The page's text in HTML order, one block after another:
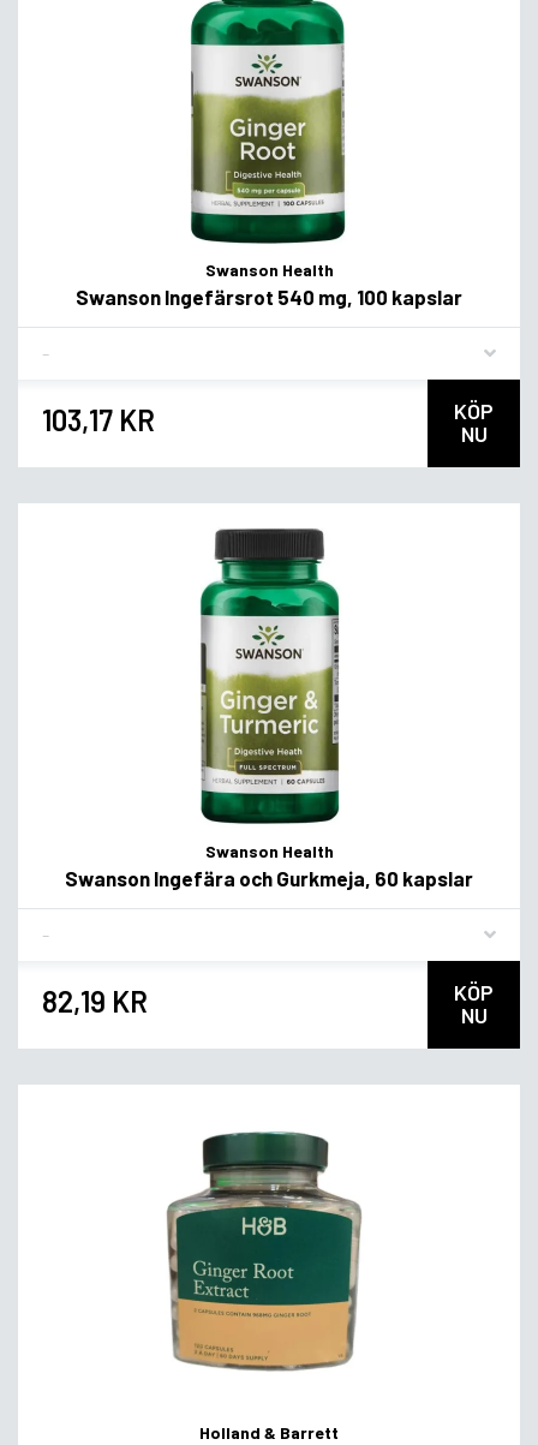
Swanson Health
Swanson Ingefärsrot 540 mg, 100 kapslar
103,17 KR
KÖP
NU
Swanson Health
Swanson Ingefära och Gurkmeja, 60 kapslar
82,19 KR
KÖP
NU
Holland & Barrett